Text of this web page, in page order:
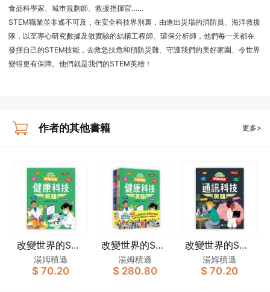
食品科學家、城巿規劃師、救援指揮官……
STEM職業並非遙不可及，在安全科技界別裏，由進出災場的消防員、海洋救援
隊，以至專心研究數據及做實驗的結構工程師、環保分析師，他們每一天都在
發揮自己的STEM技能，去救急扶危和預防災難、守護我們的美好家園、令世界
變得更有保障。他們就是我們的STEM英雄！
作者的其他書籍 更多>
改變世界的STE
M職業：健康科
技英雄
湯姆積遜
$ 70.20
改變世界的STE
M職業套裝（一
套4冊）
湯姆積遜
$ 280.80
改變世界的STE
M職業：通訊科
技英雄
湯姆積遜
$ 70.20